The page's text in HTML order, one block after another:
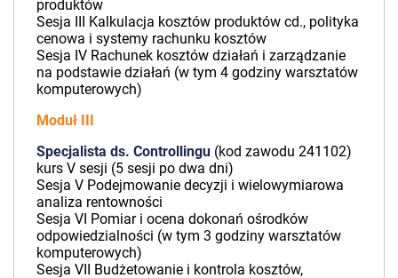
produktów
Sesja III Kalkulacja kosztów produktów cd., polityka
cenowa i systemy rachunku kosztów
Sesja IV Rachunek kosztów działań i zarządzanie
na podstawie działań (w tym 4 godziny warsztatów
komputerowych)
Moduł III
Specjalista ds. Controllingu (kod zawodu 241102)
kurs V sesji (5 sesji po dwa dni)
Sesja V Podejmowanie decyzji i wielowymiarowa
analiza rentowności
Sesja VI Pomiar i ocena dokonań ośrodków
odpowiedzialności (w tym 3 godziny warsztatów
komputerowych)
Sesja VII Budżetowanie i kontrola kosztów,